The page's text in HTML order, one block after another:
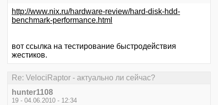
http://www.nix.ru/hardware-review/hard-disk-hdd-
benchmark-performance.html
вот ссылка на тестирование быстродействия
жестиков.
Re: VelociRaptor - актуально ли сейчас?
hunter1108
19 - 04.06.2010 - 12:34